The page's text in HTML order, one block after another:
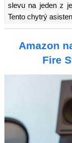
slevu na jeden z
Tento chytrý
Amazon
Fire